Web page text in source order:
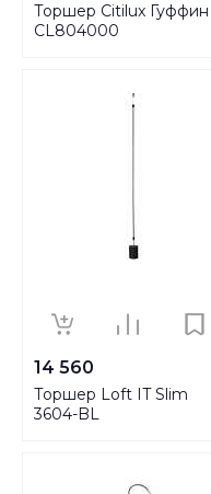
Торшер Citilux Гуффин
CL804000
14 560
Торшер Loft IT Slim
3604-BL